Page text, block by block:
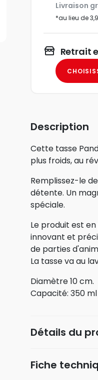
Livraison
*au lieu de
Retrait
Description
Cette tasse
plus froids, au
Remplissez-le
détente. Un
spéciale.
Le produit est
innovant et
de parties
La tasse va au
Diamètre 10 cm.
Capacité: 350 ml
Détails du
Fiche